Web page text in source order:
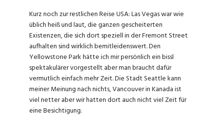
Kurz noch zur restlichen Reise USA: Las Vegas war wie
üblich heiß und laut, die ganzen gescheiterten
Existenzen, die sich dort speziell in der Fremont Street
aufhalten sind wirklich bemitleidenswert. Den
Yellowstone Park hätte ich mir persönlich ein bissl
spektakulärer vorgestellt aber man braucht dafür
vermutlich einfach mehr Zeit. Die Stadt Seattle kann
meiner Meinung nach nichts, Vancouver in Kanada ist
viel netter aber wir hatten dort auch nicht viel Zeit für
eine Besichtigung.